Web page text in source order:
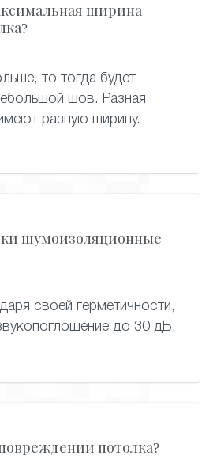
ширина
то тогда будет
шов. Разная
разную ширину.
шумоизоляционные
своей герметичности,
до 30 дБ.
потолка?